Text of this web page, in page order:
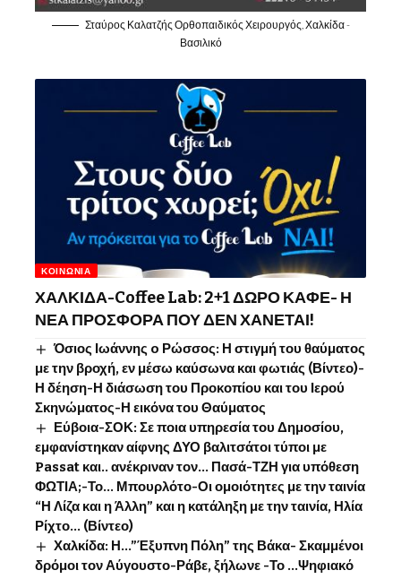
Σταύρος Καλατζής Ορθοπαιδικός Χειρουργός, Χαλκίδα -
Βασιλικό
ΚΟΙΝΩΝΊΑ
ΧΑΛΚΙΔΑ-Coffee Lab: 2+1 ΔΩΡΟ ΚΑΦΕ- Η
ΝΕΑ ΠΡΟΣΦΟΡΑ ΠΟΥ ΔΕΝ ΧΑΝΕΤΑΙ!
Όσιος Ιωάννης o Ρώσσος: Η στιγμή του θαύματος
με την βροχή, εν μέσω καύσωνα και φωτιάς (Βίντεο)-
Η δέηση-Η διάσωση του Προκοπίου και του Ιερού
Σκηνώματος-Η εικόνα του Θαύματος
Εύβοια-ΣΟΚ: Σε ποια υπηρεσία του Δημοσίου,
εμφανίστηκαν αίφνης ΔΥΟ βαλιτσάτοι τύποι με
Passat και.. ανέκριναν τον… Πασά-ΤΖΗ για υπόθεση
ΦΩΤΙΑ;-Το… Μπουρλότο-Οι ομοιότητες με την ταινία
“Η Λίζα και η Άλλη” και η κατάληξη με την ταινία, Ηλία
Ρίχτο… (Βίντεο)
Χαλκίδα: Η…”Έξυπνη Πόλη” της Βάκα- Σκαμμένοι
δρόμοι τον Αύγουστο-Ράβε, ξήλωνε -Το …Ψηφιακό